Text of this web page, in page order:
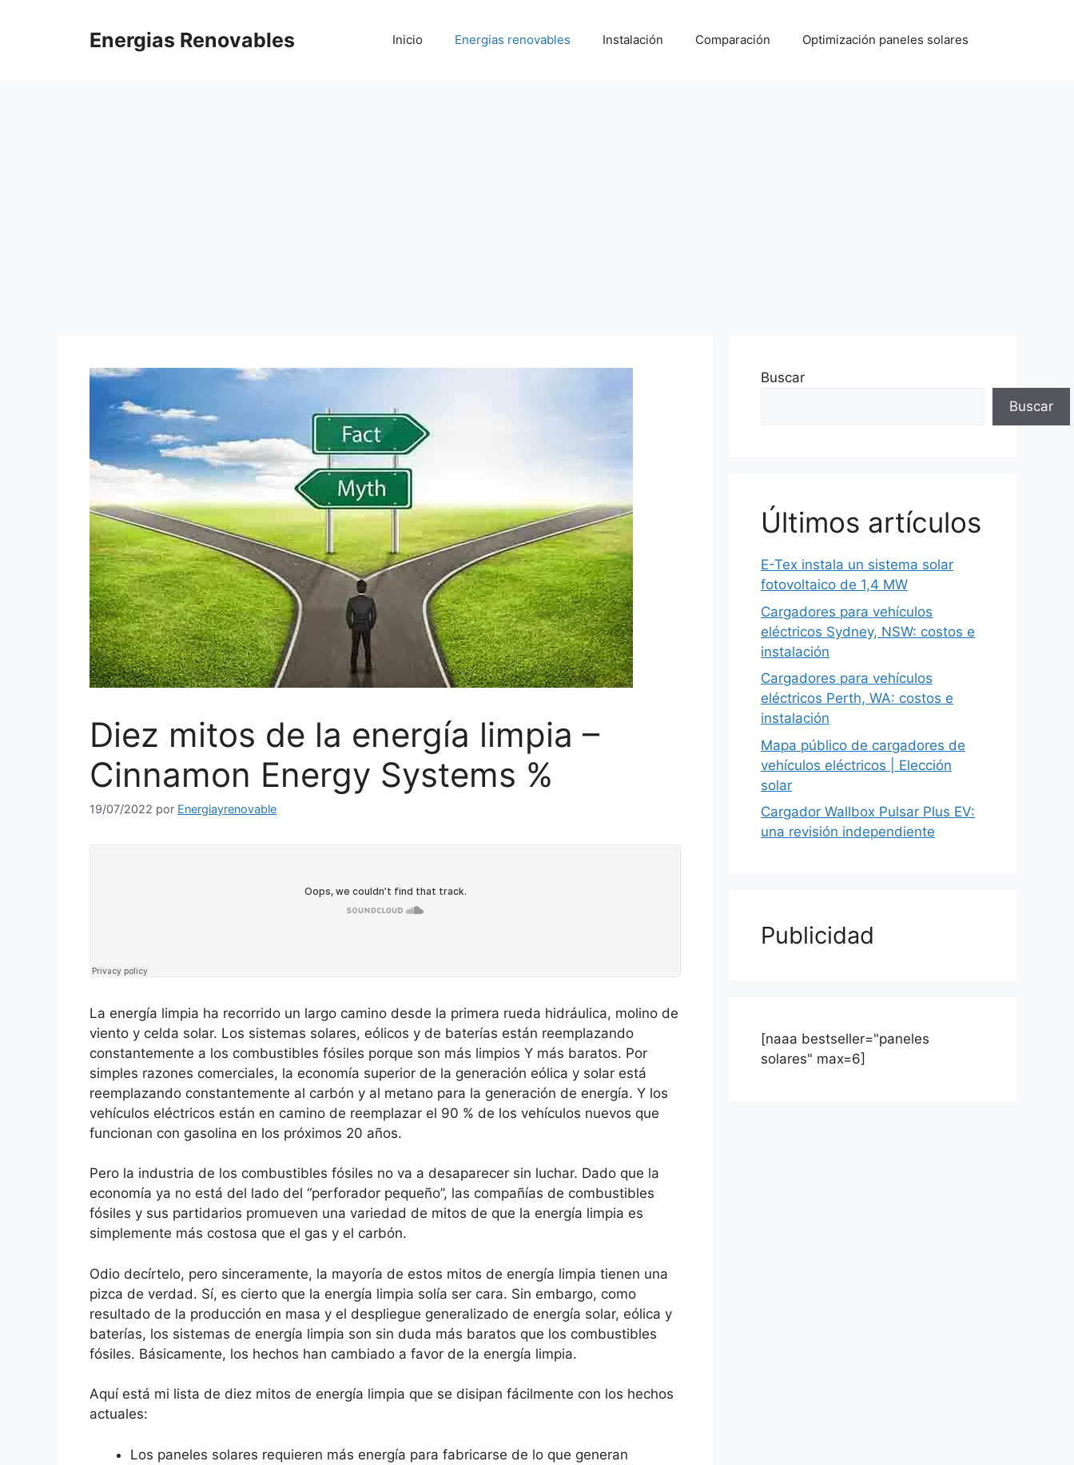
Energias Renovables Inicio Energias renovables Instalación Comparación Optimización paneles solares
Diez mitos de la energía limpia –
Cinnamon Energy Systems %
19/07/2022 por Energiayrenovable
La energía limpia ha recorrido un largo camino desde la primera rueda hidráulica, molino de
viento y celda solar. Los sistemas solares, eólicos y de baterías están reemplazando
constantemente a los combustibles fósiles porque son más limpios Y más baratos. Por
simples razones comerciales, la economía superior de la generación eólica y solar está
reemplazando constantemente al carbón y al metano para la generación de energía. Y los
vehículos eléctricos están en camino de reemplazar el 90 % de los vehículos nuevos que
funcionan con gasolina en los próximos 20 años.
Pero la industria de los combustibles fósiles no va a desaparecer sin luchar. Dado que la
economía ya no está del lado del “perforador pequeño”, las compañías de combustibles
fósiles y sus partidarios promueven una variedad de mitos de que la energía limpia es
simplemente más costosa que el gas y el carbón.
Odio decírtelo, pero sinceramente, la mayoría de estos mitos de energía limpia tienen una
pizca de verdad. Sí, es cierto que la energía limpia solía ser cara. Sin embargo, como
resultado de la producción en masa y el despliegue generalizado de energía solar, eólica y
baterías, los sistemas de energía limpia son sin duda más baratos que los combustibles
fósiles. Básicamente, los hechos han cambiado a favor de la energía limpia.
Aquí está mi lista de diez mitos de energía limpia que se disipan fácilmente con los hechos
actuales:
Los paneles solares requieren más energía para fabricarse de lo que generan
Buscar
Buscar
Últimos artículos
E-Tex instala un sistema solar
fotovoltaico de 1,4 MW
Cargadores para vehículos
eléctricos Sydney, NSW: costos e
instalación
Cargadores para vehículos
eléctricos Perth, WA: costos e
instalación
Mapa público de cargadores de
vehículos eléctricos | Elección
solar
Cargador Wallbox Pulsar Plus EV:
una revisión independiente
Publicidad
[naaa bestseller="paneles
solares" max=6]